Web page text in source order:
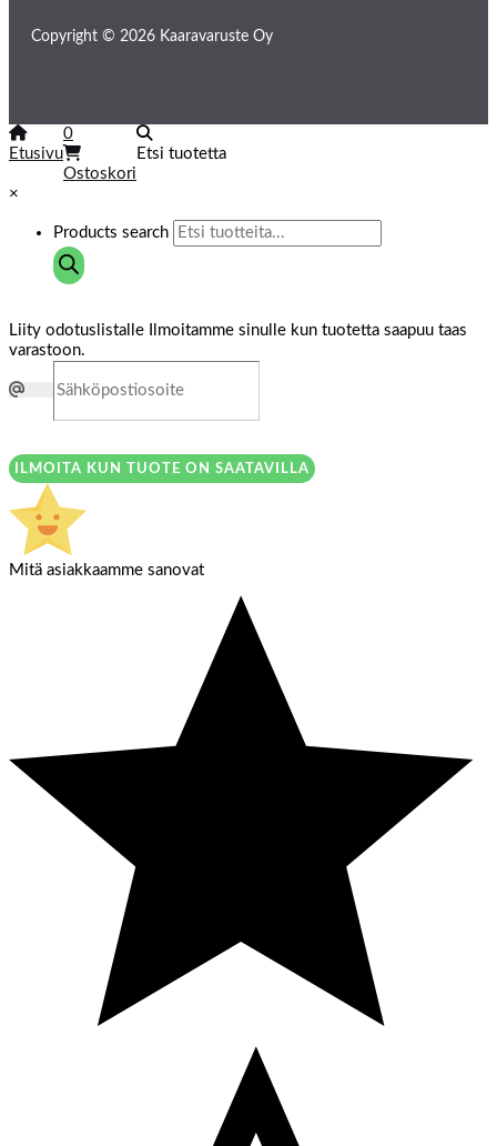
Copyright © 2026 Kaaravaruste Oy
Etusivu
0
Ostoskori
Etsi tuotetta
×
Products search
Liity odotuslistalle
Ilmoitamme sinulle kun tuotetta saapuu taas
varastoon.
ILMOITA KUN TUOTE ON SAATAVILLA
Mitä asiakkaamme sanovat